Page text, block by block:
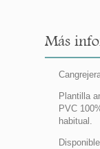
Más
Plantilla
PVC
habitual.